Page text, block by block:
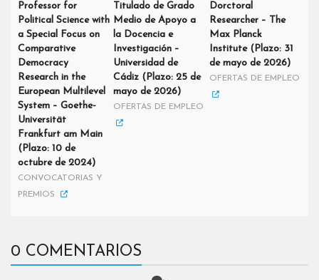
Professor for
Political Science with
a Special Focus on
Comparative
Democracy
Research in the
European Multilevel
System – Goethe-
Universität
Frankfurt am Main
(Plazo: 10 de
octubre de 2024)
CONVOCATORIAS Y
PREMIOS
Titulado de Grado
Medio de Apoyo a
la Docencia e
Investigación –
Universidad de
Cádiz (Plazo: 25 de
mayo de 2026)
OFERTAS DE EMPLEO
Dorctoral
Researcher – The
Max Planck
Institute (Plazo: 31
de mayo de 2026)
OFERTAS DE EMPLEO
0 COMENTARIOS